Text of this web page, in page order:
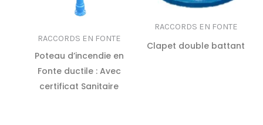
RACCORDS EN FONTE
Poteau d’incendie en
Fonte ductile : Avec
certificat Sanitaire
RACCORDS EN FONTE
Clapet double battant